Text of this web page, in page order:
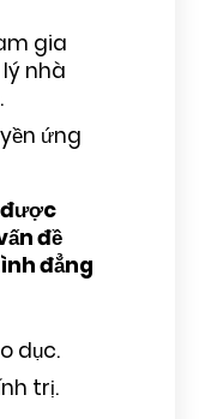
gia
nhà
ứng
được
đề
đẳng
dục.
trị.